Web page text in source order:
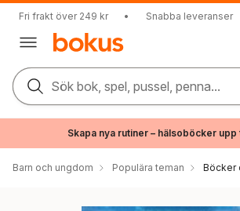
Fri frakt över 249 kr • Snabba leveranser
Sök bok, spel, pussel, penna...
Skapa nya rutiner – hälsoböcker
Barn och ungdom Populära teman Böcker